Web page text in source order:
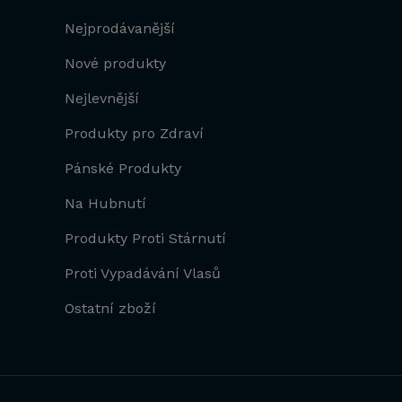
Nejprodávanější
Nové produkty
Nejlevnější
Produkty pro Zdraví
Pánské Produkty
Na Hubnutí
Produkty Proti Stárnutí
Proti Vypadávání Vlasů
Ostatní zboží